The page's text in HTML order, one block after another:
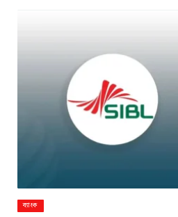
ব্যাংক